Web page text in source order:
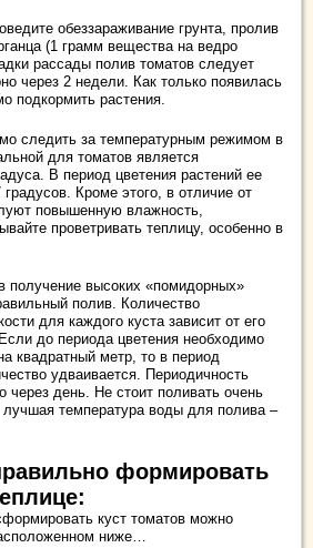
обеззараживание грунта, пролив
(1 грамм вещества на ведро
рассады полив томатов следует
через 2 недели. Как только появилась
подкормить растения.
следить за температурным режимом в
для томатов является
В период цветения растений ее
Кроме этого, в отличие от
повышенную влажность,
проветривать теплицу, особенно в
получение высоких «помидорных»
полив. Количество
для каждого куста зависит от его
до периода цветения необходимо
квадратный метр, то в период
удваивается. Периодичность
через день. Не стоит поливать очень
температура воды для полива –
формировать
куст томатов можно
ниже…